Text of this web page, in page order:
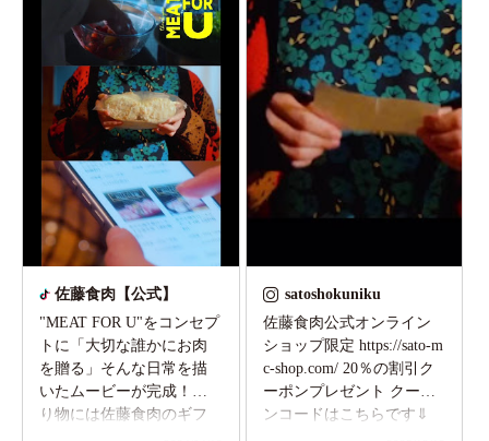
佐藤食肉【公式】
"MEAT FOR U"をコンセプ
トに「大切な誰かにお肉
を贈る」そんな日常を描
いたムービーが完成！贈
り物には佐藤食肉のギフ
トを🎁 #料理 #レシピ #coo
satoshokuniku
佐藤食肉公式オンライン
ショップ限定 https://sato-m
c-shop.com/ 20％の割引ク
ーポンプレゼント クーポ
ンコードはこちらです⇓
クーポンコード：satou29